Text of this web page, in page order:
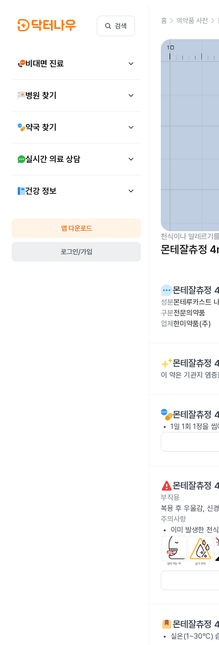
검색
비대면 진료
병원 찾기
약국 찾기
실시간 의료 상담
건강 정보
앱 다운로드
로그인/가입
홈 의약품 사전
천식이나 알레르기
몬테잘츄정
몬테잘츄정
성분몬테루카스트
구분전문의약품
업체 한미약품(주)
몬테잘츄정
이 약은 기관지 염
몬테잘츄정
1일 1회 1정을
몬테잘츄정
부작용
복용 후 우울감, 신
주의사항
이미 발생한 천
몬테잘츄정
실온(1~30℃)